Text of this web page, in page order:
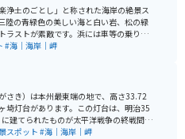
浄土のごとし」と称された海岸の絶景ス
陸の青緑色の美しい海と白い岩、松の緑
ラストが素敵です。浜には車等の乗り入
め、駐車場から歩いて散策が必要です
#海｜海岸｜岬
さき）は本州最東端の地で、高さ33.72
埼灯台があります。この灯台は、明治35
建てられたものが太平洋戦争の終戦間際
25年（1950年）に復旧されたものです。
スポット#海｜海岸｜岬